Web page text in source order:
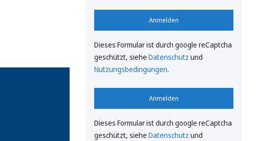
Anmelden
Dieses Formular ist durch google reCaptcha
geschützt, siehe Datenschutz und
Nutzungsbedingungen.
Anmelden
Dieses Formular ist durch google reCaptcha
geschützt, siehe Datenschutz und